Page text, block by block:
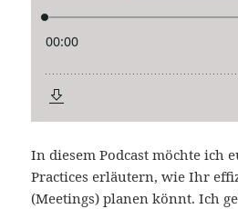
In diesem Podcast möchte ich
Practices erläutern, wie Ihr
(Meetings) planen könnt. Ich